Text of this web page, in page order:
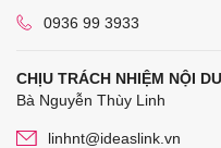
0936 99 3933
CHỊU TRÁCH NHIỆM NỘI
Bà Nguyễn Thùy Linh
linhnt@ideaslink.vn